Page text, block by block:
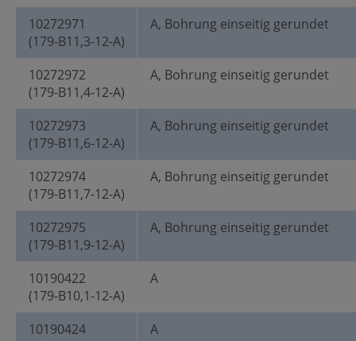
10272971
(179-B11,3-12-A)
A, Bohrung einseitig gerundet
10272972
(179-B11,4-12-A)
A, Bohrung einseitig gerundet
10272973
(179-B11,6-12-A)
A, Bohrung einseitig gerundet
10272974
(179-B11,7-12-A)
A, Bohrung einseitig gerundet
10272975
(179-B11,9-12-A)
A, Bohrung einseitig gerundet
10190422
(179-B10,1-12-A)
A
10190424
A